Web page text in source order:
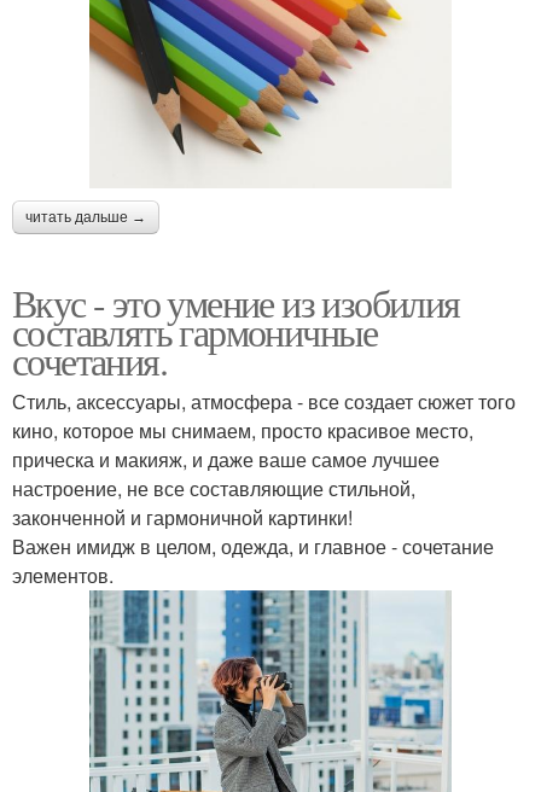
читать дальше →
Вкус - это умение из изобилия
составлять гармоничные
сочетания.
Стиль, аксессуары, атмосфера - все создает сюжет того
кино, которое мы снимаем, просто красивое место,
прическа и макияж, и даже ваше самое лучшее
настроение, не все составляющие стильной,
законченной и гармоничной картинки!
Важен имидж в целом, одежда, и главное - сочетание
элементов.